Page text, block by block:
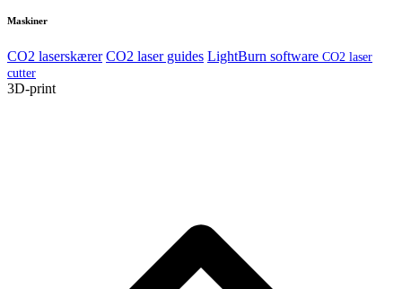
Maskiner
CO2 laserskærer CO2 laser guides LightBurn software CO2 laser
cutter
3D-print